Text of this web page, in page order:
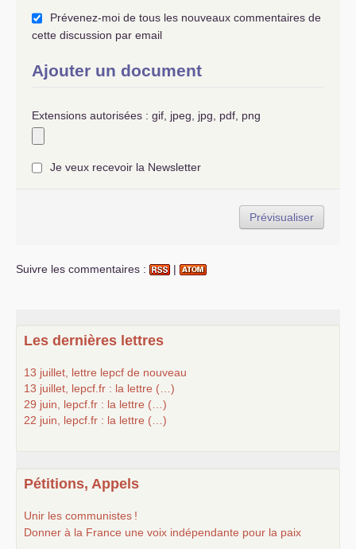
Prévenez-moi de tous les nouveaux commentaires de
cette discussion par email
Ajouter un document
Extensions autorisées : gif, jpeg, jpg, pdf, png
Je veux recevoir la Newsletter
Suivre les commentaires : |
Les dernières lettres
13 juillet, lettre lepcf de nouveau
13 juillet, lepcf.fr : la lettre (…)
29 juin, lepcf.fr : la lettre (…)
22 juin, lepcf.fr : la lettre (…)
Pétitions, Appels
Unir les communistes !
Donner à la France une voix indépendante pour la paix